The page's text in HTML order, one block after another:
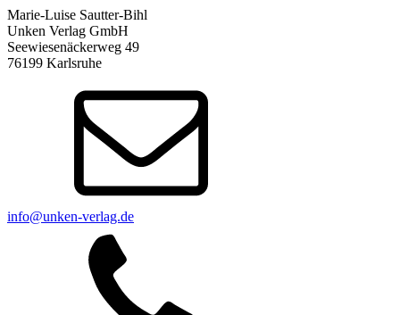
Marie-Luise Sautter-Bihl
Unken Verlag GmbH
Seewiesenäckerweg 49
76199 Karlsruhe
info@unken-verlag.de